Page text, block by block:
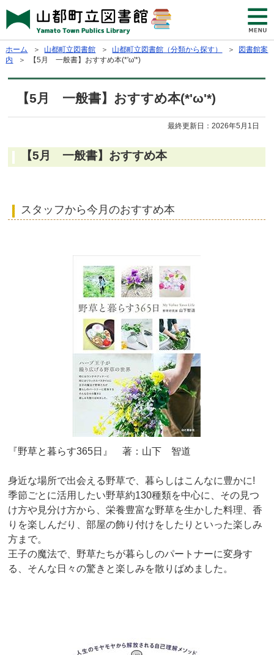
ホーム ＞ 山都町立図書館 ＞ 山都町立図書館（分類から探す） ＞
図書館案
内
＞ 【5月 一般書】おすすめ本(*'ω'*)
【5月 一般書】おすすめ本(*'ω'*)
最終更新日：2026年5月1日
【5月 一般書】おすすめ本
スタッフから今月のおすすめ本
『野草と暮らす365日』 著：山下 智道
身近な場所で出会える野草で、暮らしはこんなに豊かに!
季節ごとに活用したい野草約130種類を中心に、その見つ
け方や見分け方から、栄養豊富な野草を生かした料理、香
りを楽しんだり、部屋の飾り付けをしたりといった楽しみ
方まで。
王子の魔法で、野草たちが暮らしのパートナーに変身す
る、そんな日々の驚きと楽しみを散りばめました。